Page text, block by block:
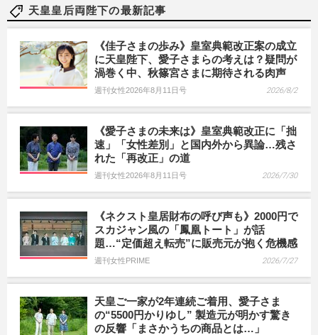
天皇皇后両陛下の最新記事
《佳子さまの歩み》皇室典範改正案の成立
に天皇陛下、愛子さまらの考えは？疑問が
渦巻く中、秋篠宮さまに期待される肉声
週刊女性2026年8月11日号 2026/8/2
《愛子さまの未来は》皇室典範改正に「拙
速」「女性差別」と国内外から異論…残さ
れた「再改正」の道
週刊女性2026年8月11日号 2026/7/30
《ネクスト皇居財布の呼び声も》2000円で
スカジャン風の「鳳凰トート」が話
題…“定価超え転売”に販売元が抱く危機感
週刊女性PRIME 2026/7/27
天皇ご一家が2年連続ご着用、愛子さま
の“5500円かりゆし” 製造元が明かす驚き
の反響「まさかうちの商品とは…」